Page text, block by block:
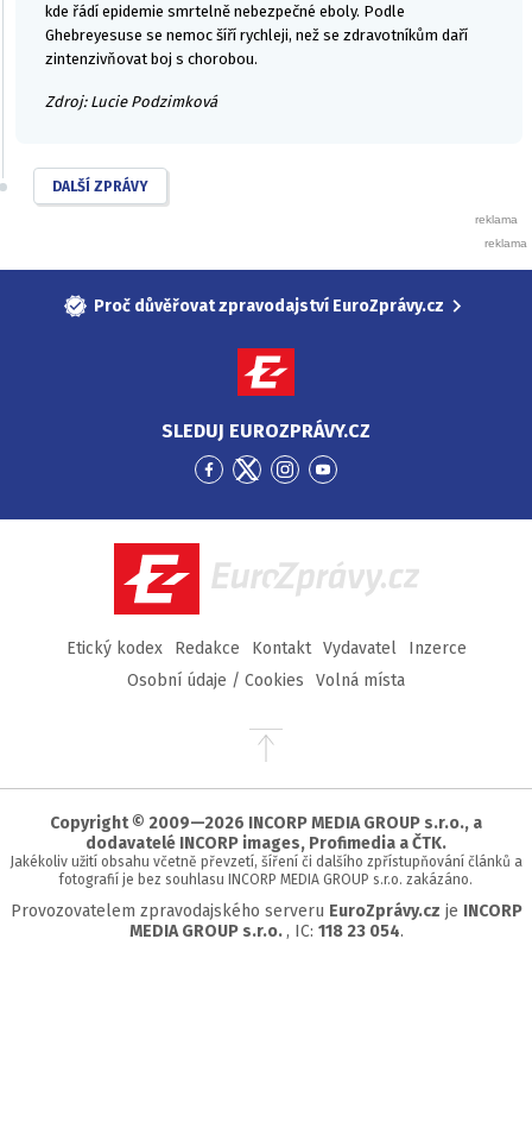
kde řádí epidemie smrtelně nebezpečné eboly. Podle
Ghebreyesuse se nemoc šíří rychleji, než se zdravotníkům daří
zintenzivňovat boj s chorobou.
Zdroj: Lucie Podzimková
DALŠÍ ZPRÁVY
Proč důvěřovat zpravodajství EuroZprávy.cz
SLEDUJ EUROZPRÁVY.CZ
Přejít
Facebook
Přejít
Twitter
Přejít
Instagram
Přejít
YouTube
EuroZprávy.cz
Etický kodex Redakce Kontakt Vydavatel
Inzerce
Osobní údaje / Cookies
Volná místa
Přejít
stránky
Copyright © 2009—2026 INCORP MEDIA GROUP s.r.o., a
dodavatelé INCORP images, Profimedia a ČTK.
Jakékoliv užití obsahu včetně převzetí, šíření či dalšího zpřístupňování článků a
fotografií je bez souhlasu INCORP MEDIA GROUP s.r.o. zakázáno.
Provozovatelem zpravodajského serveru EuroZprávy.cz je INCORP
MEDIA GROUP s.r.o. , IC: 118 23 054.